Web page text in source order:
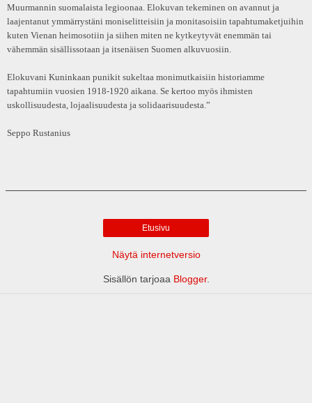
Muurmannin suomalaista legioonaa. Elokuvan tekeminen on avannut ja
laajentanut ymmärrystäni moniselitteisiin ja monitasoisiin tapahtumaketjuihin
kuten Vienan heimosotiin ja siihen miten ne kytkeytyvät enemmän tai
vähemmän sisällissotaan ja itsenäisen Suomen alkuvuosiin.
Elokuvani Kuninkaan punikit sukeltaa monimutkaisiin historiamme
tapahtumiin vuosien 1918-1920 aikana. Se kertoo myös ihmisten
uskollisuudesta, lojaalisuudesta ja solidaarisuudesta.”
Seppo Rustanius
Etusivu
Näytä internetversio
Sisällön tarjoaa Blogger.